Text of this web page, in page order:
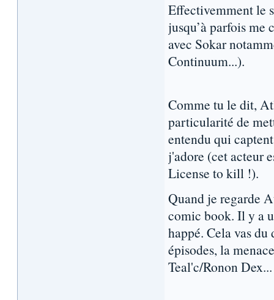
Effectivemment le
jusqu’à parfois me
avec Sokar
Continuum...).
Comme tu le dit,
particularité de
entendu qui
j'adore (cet acteur
License to kill !).
Quand je regarde
comic book. Il y a
happé. Cela vas
épisodes, la
Teal'c/Ronon Dex...